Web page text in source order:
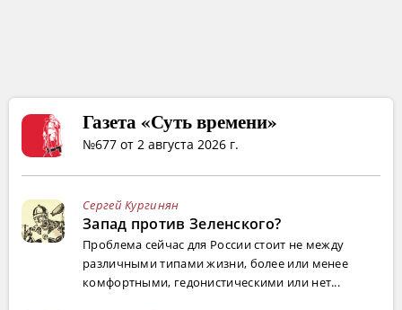
Газета «Суть времени»
№677 от 2 августа 2026 г.
Сергей Кургинян
Запад против Зеленского?
Проблема сейчас для России стоит не между
различными типами жизни, более или менее
комфортными, гедонистическими или нет...